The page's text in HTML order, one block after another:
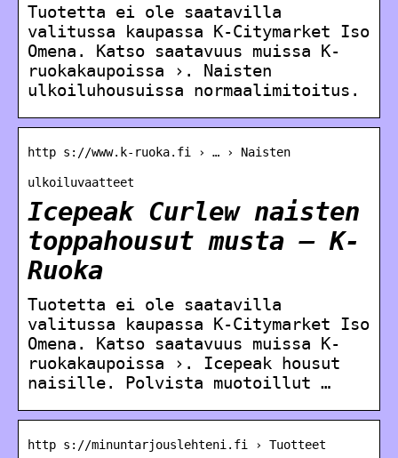
Tuotetta ei ole saatavilla
valitussa kaupassa K‑Citymarket Iso
Omena. Katso saatavuus muissa K-
ruokakaupoissa ›. Naisten
ulkoiluhousuissa normaalimitoitus.
http s://www.k-ruoka.fi › … › Naisten
ulkoiluvaatteet
Icepeak Curlew naisten
toppahousut musta – K-
Ruoka
Tuotetta ei ole saatavilla
valitussa kaupassa K‑Citymarket Iso
Omena. Katso saatavuus muissa K-
ruokakaupoissa ›. Icepeak housut
naisille. Polvista muotoillut …
http s://minuntarjouslehteni.fi › Tuotteet